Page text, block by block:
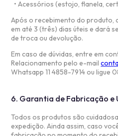
• Acessórios (estojo, flanela,
Após o recebimento do produto,
em até 3 (três) dias úteis e dará
de troca ou devolução.
Em caso de dúvidas, entre em
Relacionamento pelo e-mail
Whatsapp 11 4858-7914 ou ligue
6. Garantia de Fabricação e
Todos os produtos são
expedição. Ainda assim, caso